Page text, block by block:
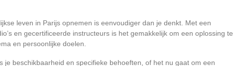
leven in Parijs opnemen is eenvoudiger dan je denkt. Met een
en gecertificeerde instructeurs is het gemakkelijk om een oplossing te
en persoonlijke doelen.
je beschikbaarheid en specifieke behoeften, of het nu gaat om een